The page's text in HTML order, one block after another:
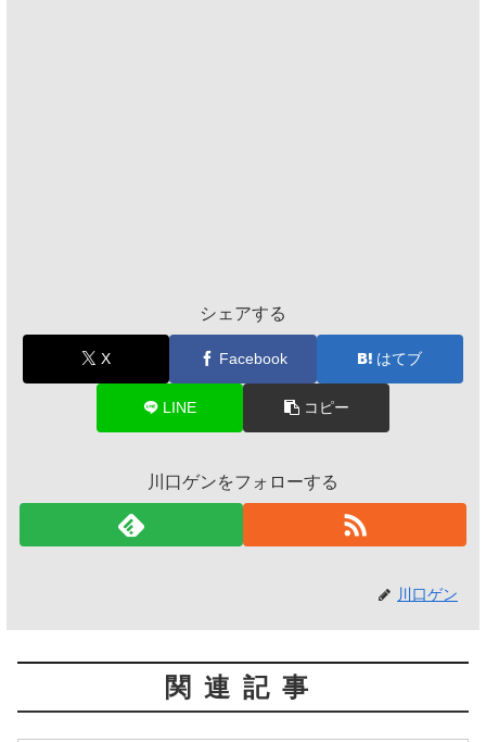
シェアする
X Facebook はてブ
LINE コピー
川口ゲンをフォローする
川口ゲン
関連記事